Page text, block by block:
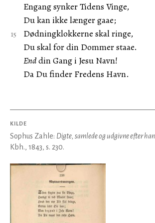
Engang synker Tidens Vinge,
Du kan ikke længer gaae;
Dødningklokkerne skal ringe,
Du skal for din Dommer staae.
Enddin Gang i Jesu Navn!
Da Du finder Fredens Havn.
KILDE
Sophus Zahle: Digte, samlede og udgivne efter
Kbh., 1843, s. 230.